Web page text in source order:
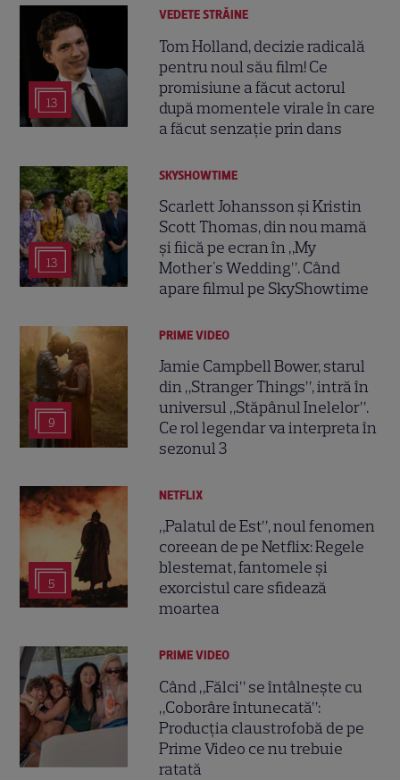
13
VEDETE STRĂINE
Tom Holland, decizie radicală
pentru noul său film! Ce
promisiune a făcut actorul
după momentele virale în care
a făcut senzație prin dans
13
SKYSHOWTIME
Scarlett Johansson și Kristin
Scott Thomas, din nou mamă
și fiică pe ecran în „My
Mother's Wedding”. Când
apare filmul pe SkyShowtime
9
PRIME VIDEO
Jamie Campbell Bower, starul
din „Stranger Things”, intră în
universul „Stăpânul Inelelor”.
Ce rol legendar va interpreta în
sezonul 3
5
NETFLIX
„Palatul de Est”, noul fenomen
coreean de pe Netflix: Regele
blestemat, fantomele și
exorcistul care sfidează
moartea
PRIME VIDEO
Când „Fălci” se întâlnește cu
„Coborâre întunecată”:
Producția claustrofobă de pe
Prime Video ce nu trebuie
ratată